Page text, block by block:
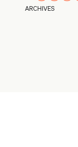
ARCHIVES